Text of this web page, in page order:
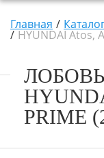
Главная
HYUNDAI Atos,
PRIME